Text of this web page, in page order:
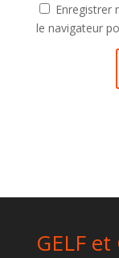
Enregistrer
le navigateur
GELF et